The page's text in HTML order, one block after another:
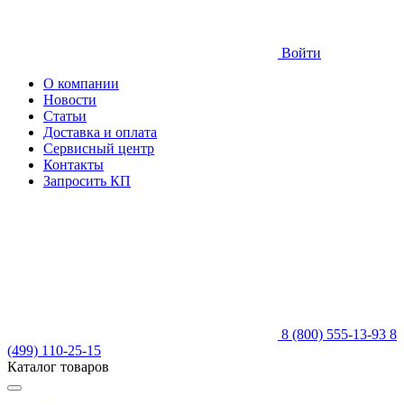
Войти
О компании
Новости
Статьи
Доставка и оплата
Сервисный центр
Контакты
Запросить КП
8 (800) 555-13-93 8
(499) 110-25-15
Каталог товаров